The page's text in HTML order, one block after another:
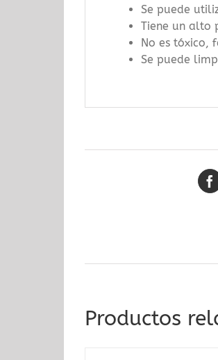
Se puede
Tiene un alto
No es tóxico,
Se puede
Productos